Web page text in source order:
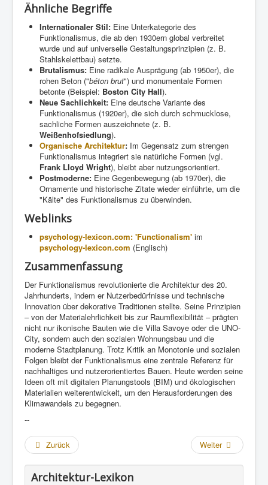
Ähnliche Begriffe
Internationaler Stil: Eine Unterkategorie des
Funktionalismus, die ab den 1930ern global verbreitet
wurde und auf universelle Gestaltungsprinzipien (z. B.
Stahlskelettbau) setzte.
Brutalismus: Eine radikale Ausprägung (ab 1950er), die
rohen Beton ("béton brut") und monumentale Formen
betonte (Beispiel: Boston City Hall).
Neue Sachlichkeit: Eine deutsche Variante des
Funktionalismus (1920er), die sich durch schmucklose,
sachliche Formen auszeichnete (z. B.
Weißenhofsiedlung).
Organische Architektur: Im Gegensatz zum strengen
Funktionalismus integriert sie natürliche Formen (vgl.
Frank Lloyd Wright), bleibt aber nutzungsorientiert.
Postmoderne: Eine Gegenbewegung (ab 1970er), die
Ornamente und historische Zitate wieder einführte, um die
"Kälte" des Funktionalismus zu überwinden.
Weblinks
psychology-lexicon.com: 'Functionalism' im
psychology-lexicon.com (Englisch)
Zusammenfassung
Der Funktionalismus revolutionierte die Architektur des 20.
Jahrhunderts, indem er Nutzerbedürfnisse und technische
Innovation über dekorative Traditionen stellte. Seine Prinzipien
– von der Materialehrlichkeit bis zur Raumflexibilität – prägten
nicht nur ikonische Bauten wie die Villa Savoye oder die UNO-
City, sondern auch den sozialen Wohnungsbau und die
moderne Stadtplanung. Trotz Kritik an Monotonie und sozialen
Folgen bleibt der Funktionalismus eine zentrale Referenz für
nachhaltiges und nutzerorientiertes Bauen. Heute werden seine
Ideen oft mit digitalen Planungstools (BIM) und ökologischen
Materialien weiterentwickelt, um den Herausforderungen des
Klimawandels zu begegnen.
--
Zurück Weiter
Architektur-Lexikon